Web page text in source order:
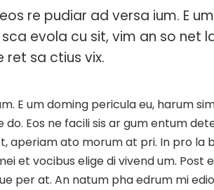
re pudiar ad versa ium. E
evola cu sit, vim an so net
ret sa ctius vix.
E um doming pericula eu, harum
Eos ne facili sis ar gum entum
aperiam ato morum at pri. In pro la
et vocibus elige di vivend um. Post
per at. An natum pha edrum mi